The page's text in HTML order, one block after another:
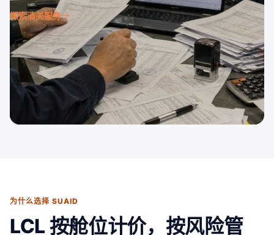
探索清关服务
为什么选择 SUAID
LCL 按舱位计价，按风险管